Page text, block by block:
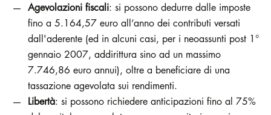
Agevolazioni fiscali: si possono dedurre dalle imposte
fino a 5.164,57 euro all’anno dei contributi versati
dall'aderente (ed in alcuni casi, per i neoassunti post 1°
gennaio 2007, addirittura sino ad un massimo
7.746,86 euro annui), oltre a beneficiare di una
tassazione agevolata sui rendimenti.
Libertà: si possono richiedere anticipazioni fino al 75%